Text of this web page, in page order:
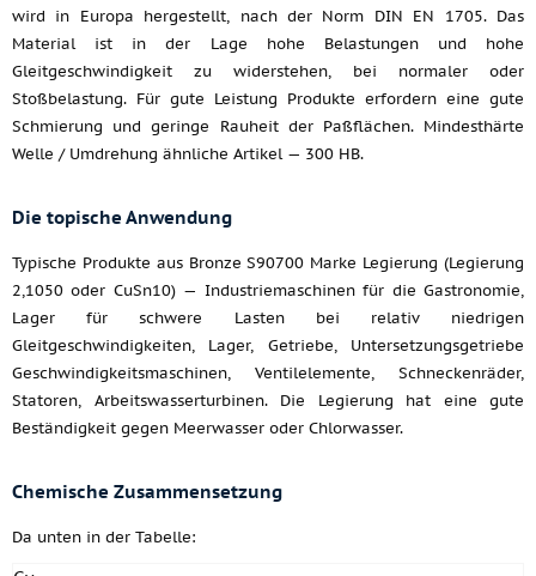
wird in Europa hergestellt, nach der Norm DIN EN 1705. Das
Material ist in der Lage hohe Belastungen und hohe
Gleitgeschwindigkeit zu widerstehen, bei normaler oder
Stoßbelastung. Für gute Leistung Produkte erfordern eine gute
Schmierung und geringe Rauheit der Paßflächen. Mindesthärte
Welle / Umdrehung ähnliche Artikel — 300 HB.
Die topische Anwendung
Typische Produkte aus Bronze S90700 Marke Legierung (Legierung
2,1050 oder CuSn10) — Industriemaschinen für die Gastronomie,
Lager für schwere Lasten bei relativ niedrigen
Gleitgeschwindigkeiten, Lager, Getriebe, Untersetzungsgetriebe
Geschwindigkeitsmaschinen, Ventilelemente, Schneckenräder,
Statoren, Arbeitswasserturbinen. Die Legierung hat eine gute
Beständigkeit gegen Meerwasser oder Chlorwasser.
Chemische Zusammensetzung
Da unten in der Tabelle: